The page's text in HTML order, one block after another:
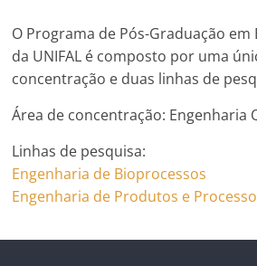
O Programa de Pós-Graduação em
da UNIFAL é composto por uma
concentração e duas linhas de
Área de concentração: Engenharia
Linhas de pesquisa:
Engenharia de Bioprocessos
Engenharia de Produtos e